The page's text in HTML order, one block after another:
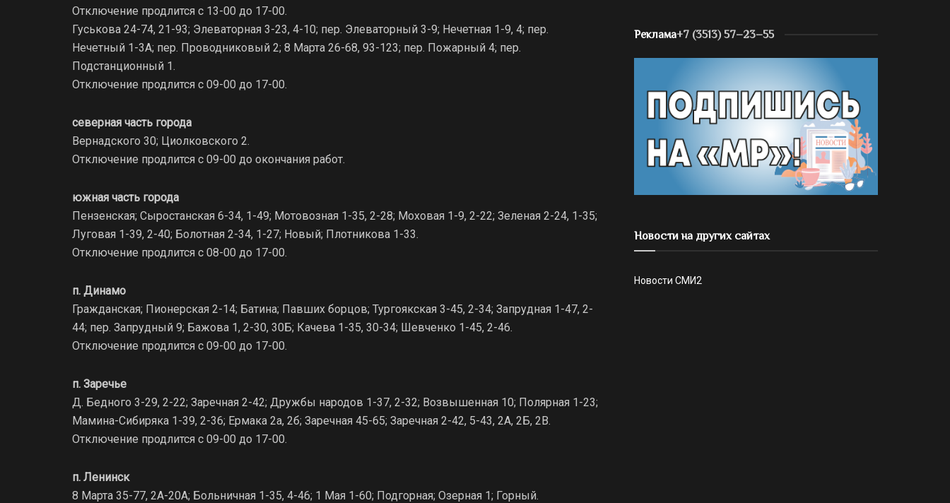
Отключение продлится с 13-00 до 17-00.
Гуськова 24-74, 21-93; Элеваторная 3-23, 4-10; пер. Элеваторный 3-9; Нечетная 1-9, 4; пер.
Нечетный 1-3А; пер. Проводниковый 2; 8 Марта 26-68, 93-123; пер. Пожарный 4; пер.
Подстанционный 1.
Отключение продлится с 09-00 до 17-00.
северная часть города
Вернадского 30; Циолковского 2.
Отключение продлится с 09-00 до окончания работ.
южная часть города
Пензенская; Сыростанская 6-34, 1-49; Мотовозная 1-35, 2-28; Моховая 1-9, 2-22; Зеленая 2-24, 1-35;
Луговая 1-39, 2-40; Болотная 2-34, 1-27; Новый; Плотникова 1-33.
Отключение продлится с 08-00 до 17-00.
п. Динамо
Гражданская; Пионерская 2-14; Батина; Павших борцов; Тургоякская 3-45, 2-34; Запрудная 1-47, 2-
44; пер. Запрудный 9; Бажова 1, 2-30, 30Б; Качева 1-35, 30-34; Шевченко 1-45, 2-46.
Отключение продлится с 09-00 до 17-00.
п. Заречье
Д. Бедного 3-29, 2-22; Заречная 2-42; Дружбы народов 1-37, 2-32; Возвышенная 10; Полярная 1-23;
Мамина-Сибиряка 1-39, 2-36; Ермака 2а, 2б; Заречная 45-65; Заречная 2-42, 5-43, 2А, 2Б, 2В.
Отключение продлится с 09-00 до 17-00.
п. Ленинск
8 Марта 35-77, 2А-20А; Больничная 1-35, 4-46; 1 Мая 1-60; Подгорная; Озерная 1; Горный.
Реклама+7 (3513) 57–23–55
Новости на других сайтах
Новости СМИ2